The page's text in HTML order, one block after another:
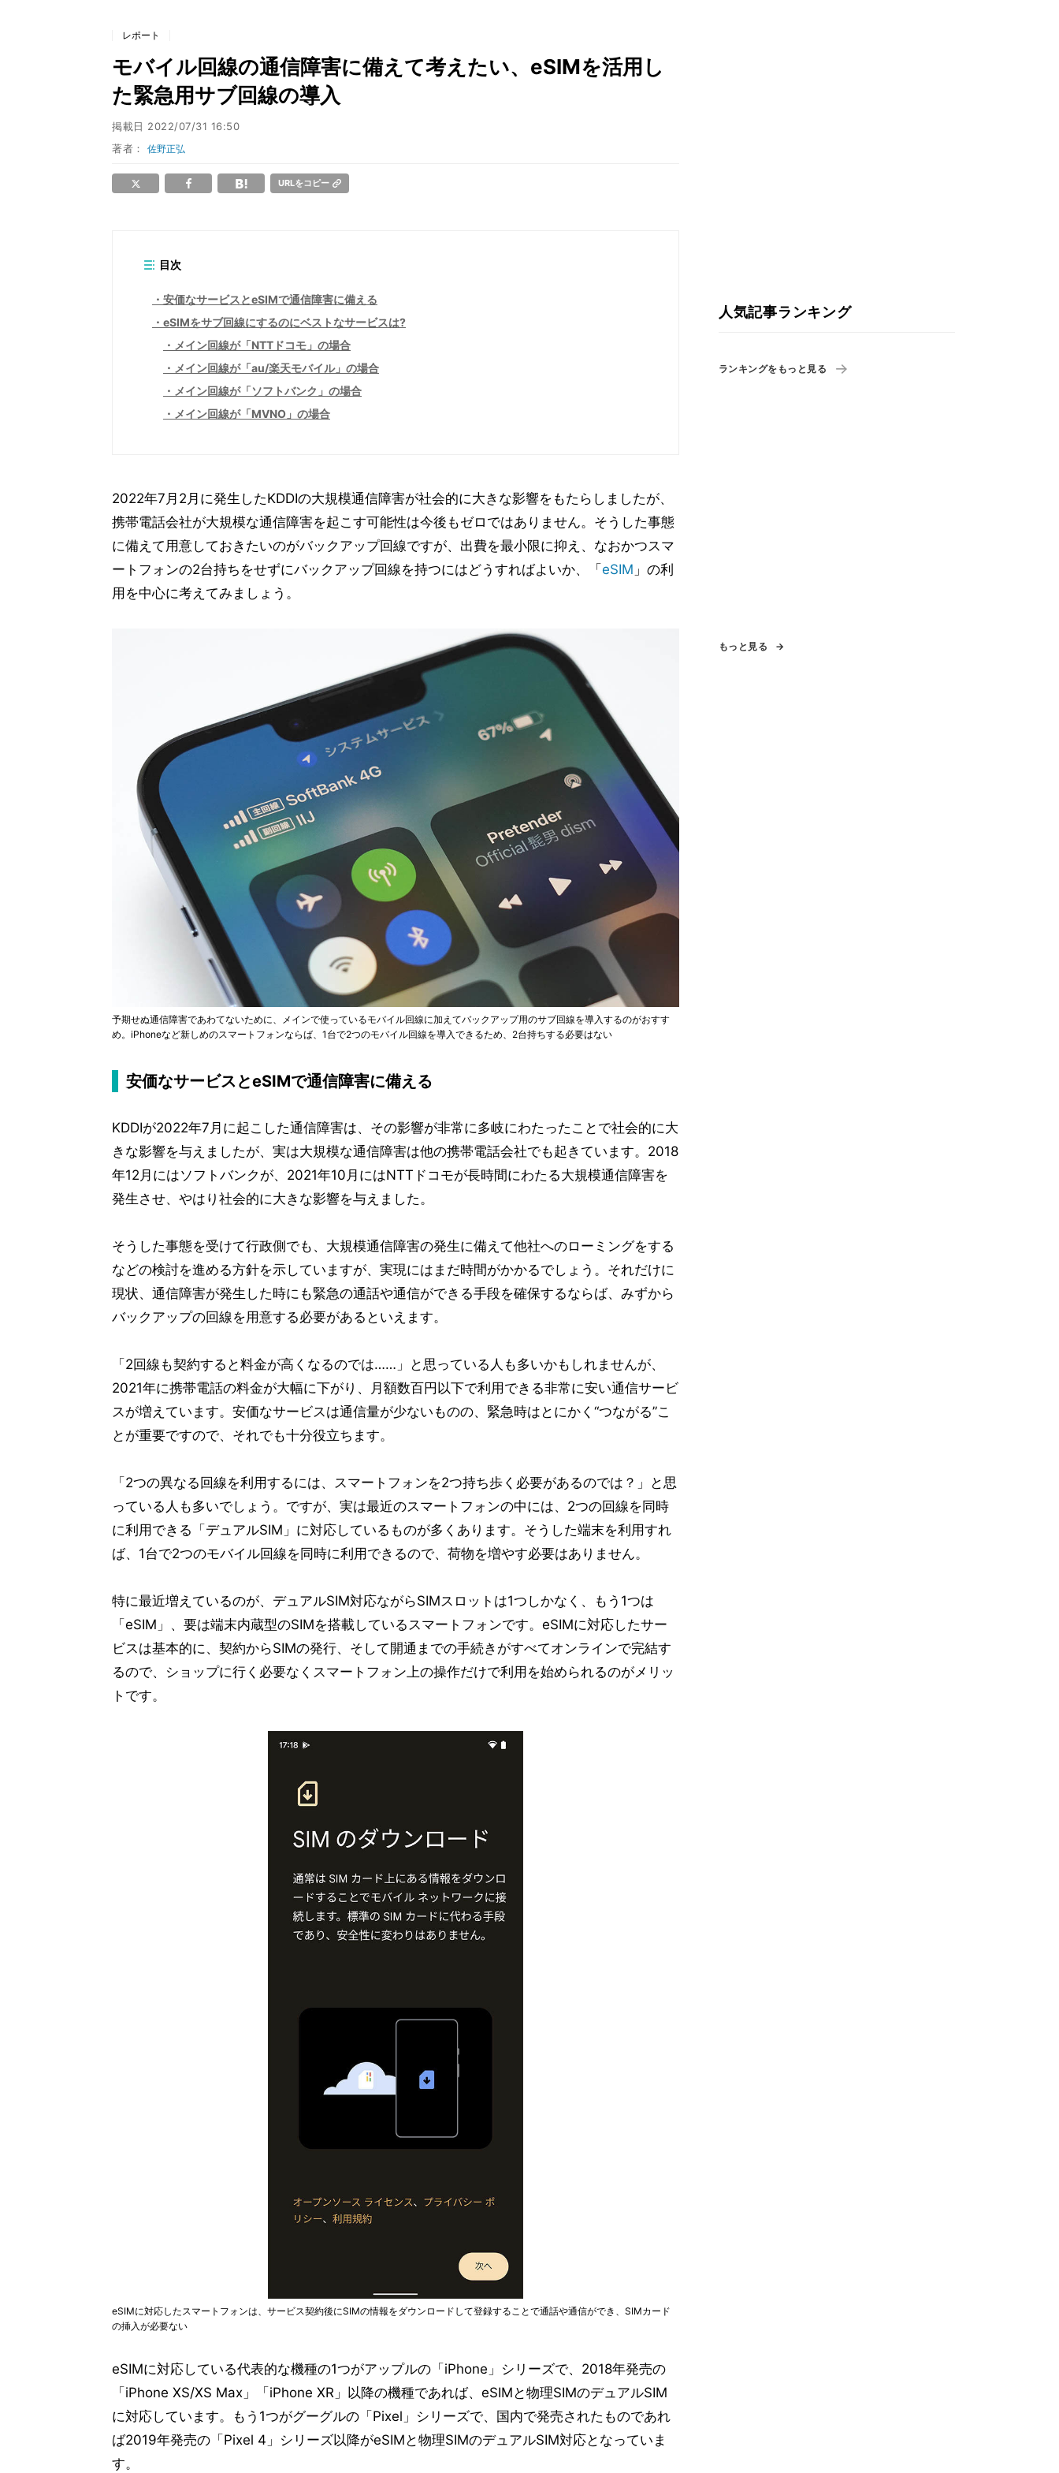
レポート
モバイル回線の通信障害に備えて考えたい、eSIMを活用し
た緊急用サブ回線の導入
掲載日 2022/07/31 16:50
著者：佐野正弘
URLをコピー
目次
安価なサービスとeSIMで通信障害に備える
eSIMをサブ回線にするのにベストなサービスは?
メイン回線が「NTTドコモ」の場合
メイン回線が「au/楽天モバイル」の場合
メイン回線が「ソフトバンク」の場合
メイン回線が「MVNO」の場合
2022年7月2月に発生したKDDIの大規模通信障害が社会的に大きな影響をもたらしましたが、
携帯電話会社が大規模な通信障害を起こす可能性は今後もゼロではありません。そうした事態
に備えて用意しておきたいのがバックアップ回線ですが、出費を最小限に抑え、なおかつスマ
ートフォンの2台持ちをせずにバックアップ回線を持つにはどうすればよいか、「 eSIM 」の利
用を中心に考えてみましょう。
予期せぬ通信障害であわてないために、メインで使っているモバイル回線に加えてバックアップ用のサブ回線を導入するのがおすす
め。iPhoneなど新しめのスマートフォンならば、1台で2つのモバイル回線を導入できるため、2台持ちする必要はない
安価なサービスとeSIMで通信障害に備える
KDDIが2022年7月に起こした通信障害は、その影響が非常に多岐にわたったことで社会的に大
きな影響を与えましたが、実は大規模な通信障害は他の携帯電話会社でも起きています。2018
年12月にはソフトバンクが、2021年10月にはNTTドコモが長時間にわたる大規模通信障害を
発生させ、やはり社会的に大きな影響を与えました。
そうした事態を受けて行政側でも、大規模通信障害の発生に備えて他社へのローミングをする
などの検討を進める方針を示していますが、実現にはまだ時間がかかるでしょう。それだけに
現状、通信障害が発生した時にも緊急の通話や通信ができる手段を確保するならば、みずから
バックアップの回線を用意する必要があるといえます。
「2回線も契約すると料金が高くなるのでは……」と思っている人も多いかもしれませんが、
2021年に携帯電話の料金が大幅に下がり、月額数百円以下で利用できる非常に安い通信サービ
スが増えています。安価なサービスは通信量が少ないものの、緊急時はとにかく“つながる”こ
とが重要ですので、それでも十分役立ちます。
「2つの異なる回線を利用するには、スマートフォンを2つ持ち歩く必要があるのでは？」と思
っている人も多いでしょう。ですが、実は最近のスマートフォンの中には、2つの回線を同時
に利用できる「デュアルSIM」に対応しているものが多くあります。そうした端末を利用すれ
ば、1台で2つのモバイル回線を同時に利用できるので、荷物を増やす必要はありません。
特に最近増えているのが、デュアルSIM対応ながらSIMスロットは1つしかなく、もう1つは
「eSIM」、要は端末内蔵型のSIMを搭載しているスマートフォンです。eSIMに対応したサー
ビスは基本的に、契約からSIMの発行、そして開通までの手続きがすべてオンラインで完結す
るので、ショップに行く必要なくスマートフォン上の操作だけで利用を始められるのがメリッ
トです。
eSIMに対応したスマートフォンは、サービス契約後にSIMの情報をダウンロードして登録することで通話や通信ができ、SIMカード
の挿入が必要ない
eSIMに対応している代表的な機種の1つがアップルの「iPhone」シリーズで、2018年発売の
「iPhone XS/XS Max」「iPhone XR」以降の機種であれば、eSIMと物理SIMのデュアルSIM
に対応しています。もう1つがグーグルの「Pixel」シリーズで、国内で発売されたものであれ
ば2019年発売の「Pixel 4」シリーズ以降がeSIMと物理SIMのデュアルSIM対応となっていま
す。
人気記事ランキング
ランキングをもっと見る
もっと見る